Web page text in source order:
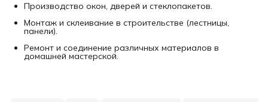
Производство окон, дверей и стеклопакетов.
Монтаж и склеивание в строительстве (лестницы,
панели).
Ремонт и соединение различных материалов в
домашней мастерской.